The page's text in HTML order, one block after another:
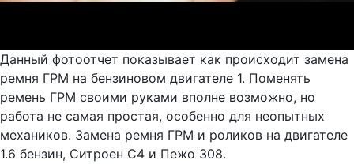
Данный фотоотчет показывает как происходит замена
ремня ГРМ на бензиновом двигателе 1. Поменять
ремень ГРМ своими руками вполне возможно, но
работа не самая простая, особенно для неопытных
механиков. Замена ремня ГРМ и роликов на двигателе
1.6 бензин, Ситроен С4 и Пежо 308.